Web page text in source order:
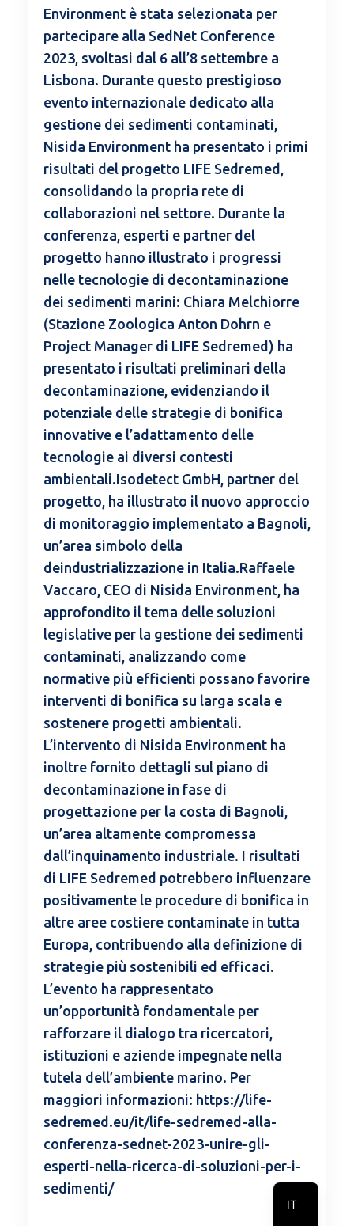
Environment è stata selezionata per
partecipare alla SedNet Conference
2023, svoltasi dal 6 all’8 settembre a
Lisbona. Durante questo prestigioso
evento internazionale dedicato alla
gestione dei sedimenti contaminati,
Nisida Environment ha presentato i primi
risultati del progetto LIFE Sedremed,
consolidando la propria rete di
collaborazioni nel settore. Durante la
conferenza, esperti e partner del
progetto hanno illustrato i progressi
nelle tecnologie di decontaminazione
dei sedimenti marini: Chiara Melchiorre
(Stazione Zoologica Anton Dohrn e
Project Manager di LIFE Sedremed) ha
presentato i risultati preliminari della
decontaminazione, evidenziando il
potenziale delle strategie di bonifica
innovative e l’adattamento delle
tecnologie ai diversi contesti
ambientali.Isodetect GmbH, partner del
progetto, ha illustrato il nuovo approccio
di monitoraggio implementato a Bagnoli,
un’area simbolo della
deindustrializzazione in Italia.Raffaele
Vaccaro, CEO di Nisida Environment, ha
approfondito il tema delle soluzioni
legislative per la gestione dei sedimenti
contaminati, analizzando come
normative più efficienti possano favorire
interventi di bonifica su larga scala e
sostenere progetti ambientali.
L’intervento di Nisida Environment ha
inoltre fornito dettagli sul piano di
decontaminazione in fase di
progettazione per la costa di Bagnoli,
un’area altamente compromessa
dall’inquinamento industriale. I risultati
di LIFE Sedremed potrebbero influenzare
positivamente le procedure di bonifica in
altre aree costiere contaminate in tutta
Europa, contribuendo alla definizione di
strategie più sostenibili ed efficaci.
L’evento ha rappresentato
un’opportunità fondamentale per
rafforzare il dialogo tra ricercatori,
istituzioni e aziende impegnate nella
tutela dell’ambiente marino. Per
maggiori informazioni: https://life-
sedremed.eu/it/life-sedremed-alla-
conferenza-sednet-2023-unire-gli-
esperti-nella-ricerca-di-soluzioni-per-i-
sedimenti/
IT